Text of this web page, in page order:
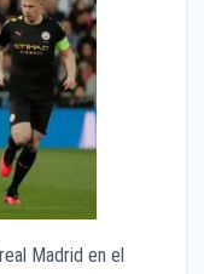
Madrid en el